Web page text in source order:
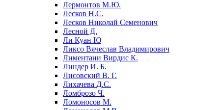
Лермонтов М.Ю.
Лесков Н.С.
Лесков Николай Семенович
Лесной Д.
Ли Куан Ю
Ликсо Вячеслав Владимирович
Лиментани Вирдис К.
Линдер И. Б.
Лисовский В. Г.
Лихачева Д.С.
Ломброзо Ч.
Ломоносов М.